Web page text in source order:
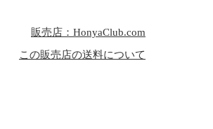
販売店：HonyaClub.com
この販売店の送料について